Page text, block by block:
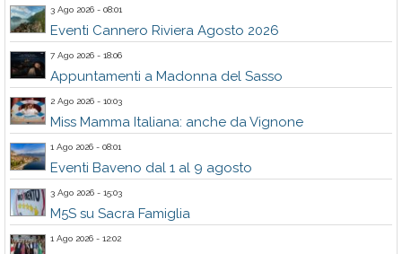
3 Ago 2026 - 08:01
Eventi Cannero Riviera Agosto 2026
7 Ago 2026 - 18:06
Appuntamenti a Madonna del Sasso
2 Ago 2026 - 10:03
Miss Mamma Italiana: anche da Vignone
1 Ago 2026 - 08:01
Eventi Baveno dal 1 al 9 agosto
3 Ago 2026 - 15:03
M5S su Sacra Famiglia
1 Ago 2026 - 12:02